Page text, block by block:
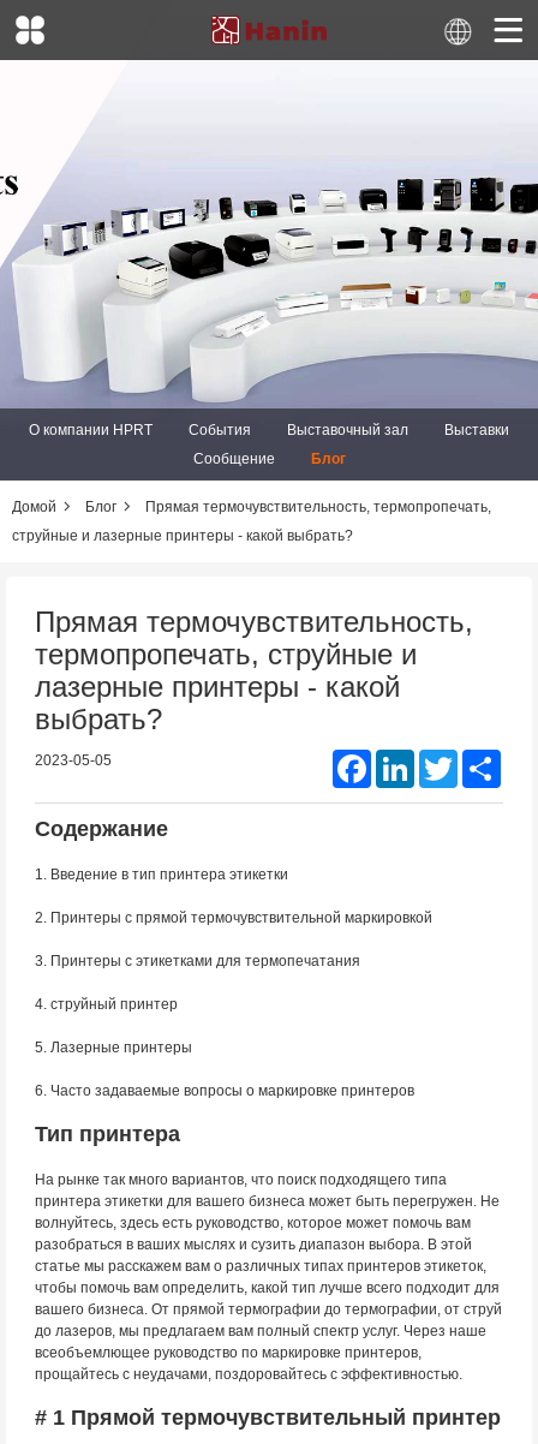
О компании HPRT События Выставочный зал
Выставки
Сообщение
Блог
Домой Блог
Прямая термочувствительность, термопропечать,
струйные и лазерные принтеры - какой выбрать?
Прямая термочувствительность,
термопропечать, струйные и
лазерные принтеры - какой
выбрать?
2023-05-05 FacebookLinkedIn Twitter
Содержание
1. Введение в тип принтера этикетки
2. Принтеры с прямой термочувствительной маркировкой
3. Принтеры с этикетками для термопечатания
4. струйный принтер
5. Лазерные принтеры
6. Часто задаваемые вопросы о маркировке принтеров
Тип принтера
На рынке так много вариантов, что поиск подходящего типа
принтера этикетки для вашего бизнеса может быть перегружен. Не
волнуйтесь, здесь есть руководство, которое может помочь вам
разобраться в ваших мыслях и сузить диапазон выбора. В этой
статье мы расскажем вам о различных типах принтеров этикеток,
чтобы помочь вам определить, какой тип лучше всего подходит для
вашего бизнеса. От прямой термографии до термографии, от струй
до лазеров, мы предлагаем вам полный спектр услуг. Через наше
всеобъемлющее руководство по маркировке принтеров,
прощайтесь с неудачами, поздоровайтесь с эффективностью.
# 1 Прямой термочувствительный принтер